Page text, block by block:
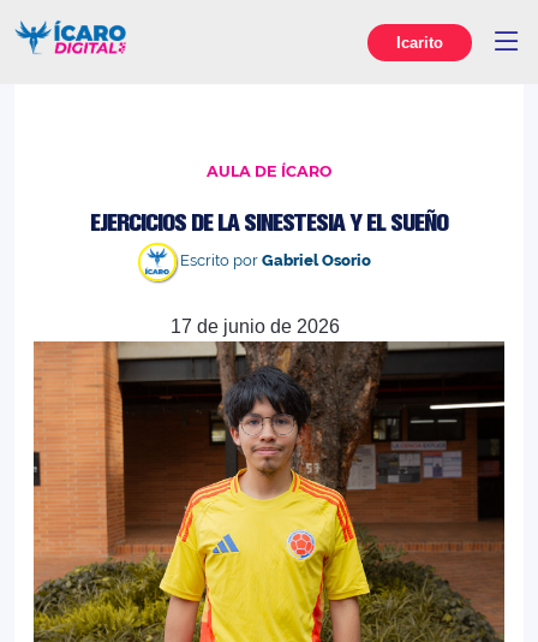
Icarito
AULA DE ÍCARO
EJERCICIOS DE LA SINESTESIA Y EL SUEÑO
Escrito por Gabriel Osorio
17 de junio de 2026